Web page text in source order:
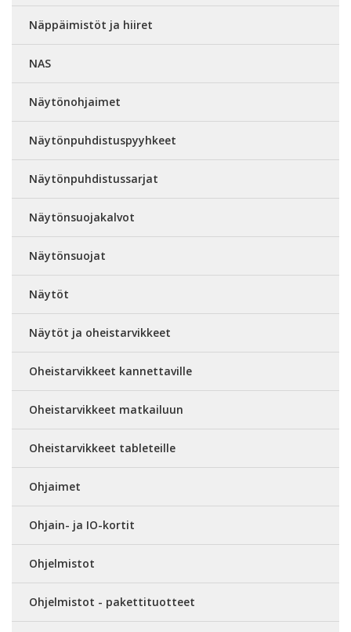
Näppäimistöt ja hiiret
NAS
Näytönohjaimet
Näytönpuhdistuspyyhkeet
Näytönpuhdistussarjat
Näytönsuojakalvot
Näytönsuojat
Näytöt
Näytöt ja oheistarvikkeet
Oheistarvikkeet kannettaville
Oheistarvikkeet matkailuun
Oheistarvikkeet tableteille
Ohjaimet
Ohjain- ja IO-kortit
Ohjelmistot
Ohjelmistot - pakettituotteet